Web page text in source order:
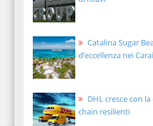
Catalina Sugar
d’eccellenza nei
DHL cresce con
chain resilienti